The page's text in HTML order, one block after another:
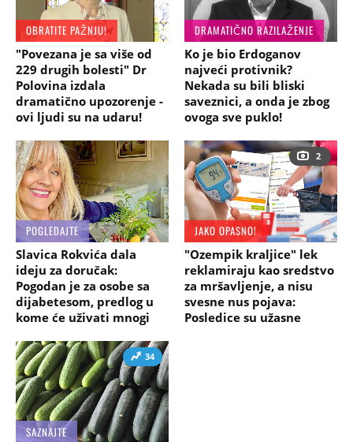
OBRATITE PAŽNJU!
"Povezana je sa više od
229 drugih bolesti" Dr
Polovina izdala
dramatično upozorenje -
ovi ljudi su na udaru!
DRAMATIČNO RAZILAŽENJE
Ko je bio Erdoganov
najveći protivnik?
Nekada su bili bliski
saveznici, a onda je zbog
ovoga sve puklo!
POGLEDAJTE
Slavica Rokvića dala
ideju za doručak:
Pogodan je za osobe sa
dijabetesom, predlog u
kome će uživati mnogi
2
JAKO OPASNO!
"Ozempik kraljice" lek
reklamiraju kao sredstvo
za mršavljenje, a nisu
svesne nus pojava:
Posledice su užasne
34
SAZNAJTE